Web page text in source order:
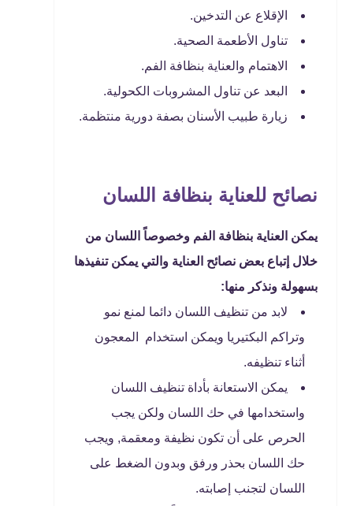
الإقلاع عن التدخين.
تناول الأطعمة الصحية.
الاهتمام والعناية بنظافة الفم.
البعد عن تناول المشروبات الكحولية.
زيارة طبيب الأسنان بصفة دورية منتظمة.
نصائح للعناية بنظافة اللسان
يمكن العناية بنظافة الفم وخصوصاً اللسان من
خلال إتباع بعض نصائح العناية والتي يمكن تنفيذها
بسهولة ونذكر منها:
لابد من تنظيف اللسان دائما لمنع نمو
وتراكم البكتيريا ويمكن استخدام المعجون
أثناء تنظيفه.
يمكن الاستعانة بأداة تنظيف اللسان
واستخدامها في حك اللسان ولكن يجب
الحرص على أن تكون نظيفة ومعقمة, ويجب
حك اللسان بحذر ورفق وبدون الضغط على
اللسان لتجنب إصابته.